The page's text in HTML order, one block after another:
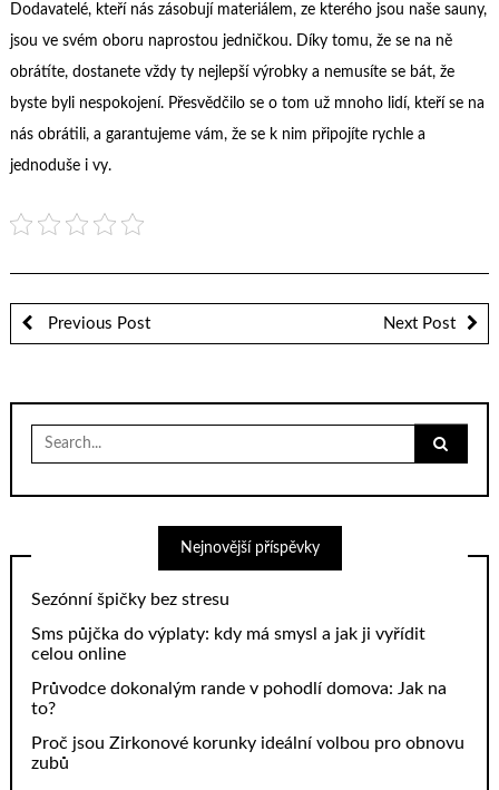
Dodavatelé, kteří nás zásobují materiálem, ze kterého jsou naše sauny,
jsou ve svém oboru naprostou jedničkou. Díky tomu, že se na ně
obrátíte, dostanete vždy ty nejlepší výrobky a nemusíte se bát, že
byste byli nespokojení. Přesvědčilo se o tom už mnoho lidí, kteří se na
nás obrátili, a garantujeme vám, že se k nim připojíte rychle a
jednoduše i vy.
Previous Post Next Post
Search
for:
Nejnovější příspěvky
Sezónní špičky bez stresu
Sms půjčka do výplaty: kdy má smysl a jak ji vyřídit
celou online
Průvodce dokonalým rande v pohodlí domova: Jak na
to?
Proč jsou Zirkonové korunky ideální volbou pro obnovu
zubů